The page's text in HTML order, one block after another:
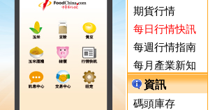
期貨行情
每日行情快訊
每週行情指南
每月產業新知
資訊
碼頭庫存